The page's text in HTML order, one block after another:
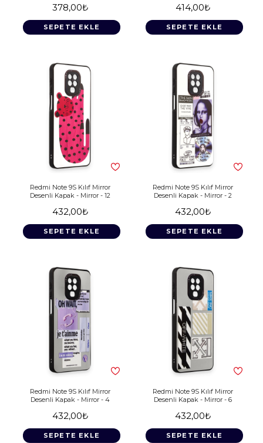
378,00₺
SEPETE EKLE
414,00₺
SEPETE EKLE
Redmi Note 9S Kılıf Mirror
Desenli Kapak - Mirror - 12
432,00₺
SEPETE EKLE
Redmi Note 9S Kılıf Mirror
Desenli Kapak - Mirror - 2
432,00₺
SEPETE EKLE
Redmi Note 9S Kılıf Mirror
Desenli Kapak - Mirror - 4
432,00₺
SEPETE EKLE
Redmi Note 9S Kılıf Mirror
Desenli Kapak - Mirror - 6
432,00₺
SEPETE EKLE